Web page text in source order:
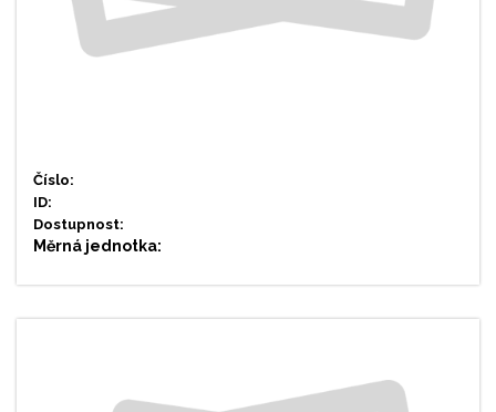
Číslo:
ID:
Dostupnost:
Měrná jednotka: